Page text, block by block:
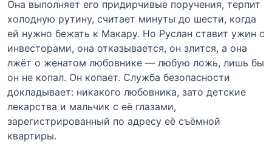
Она выполняет его придирчивые поручения, терпит
холодную рутину, считает минуты до шести, когда
ей нужно бежать к Макару. Но Руслан ставит ужин с
инвесторами, она отказывается, он злится, а она
лжёт о женатом любовнике — любую ложь, лишь бы
он не копал. Он копает. Служба безопасности
докладывает: никакого любовника, зато детские
лекарства и мальчик с её глазами,
зарегистрированный по адресу её съёмной
квартиры.